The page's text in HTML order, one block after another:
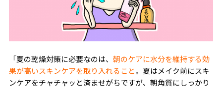
「夏の乾燥対策に必要なのは、 朝のケアに水分を維持する効
果が高いスキンケアを取り入れること。夏はメイク前にスキ
ンケアをチャチャッと済ませがちですが、朝角質にしっかり